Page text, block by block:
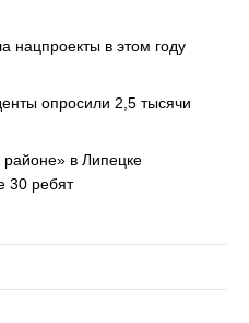
нацпроекты в этом году
опросили 2,5 тысячи
в Липецке
30 ребят